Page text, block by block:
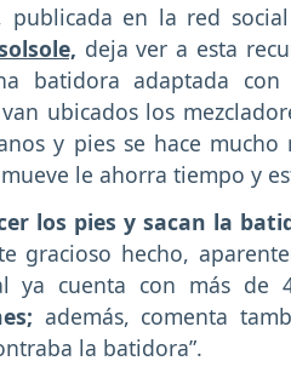
publicada en la red
deja ver a esta
batidora adaptada
ubicados los
y pies se hace
le ahorra tiempo y
los pies y sacan la
gracioso hecho,
ya cuenta con más de
además, comenta
la batidora”.